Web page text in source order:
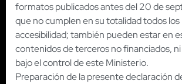
formatos publicados antes del 20 de
que no cumplen en su totalidad todos
accesibilidad; también pueden estar en
contenidos de terceros no financiados,
bajo el control de este Ministerio.
Preparación de la presente declaración